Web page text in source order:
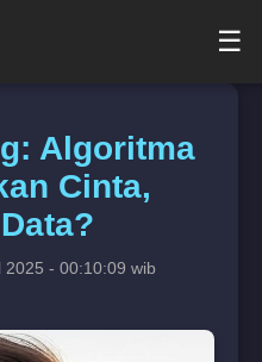
☰
Algoritma
Cinta,
2025 - 00:10:09 wib